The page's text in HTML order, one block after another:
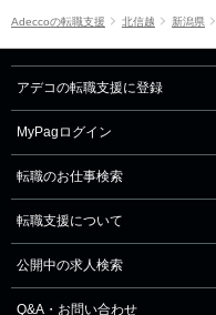
Adeccoの転職支援 北信越 新潟県
アデコの転職支援に登録
MyPagログイン
転職のお仕事検索
転職支援について
公開中の求人検索
Q&A・お問い合わせ